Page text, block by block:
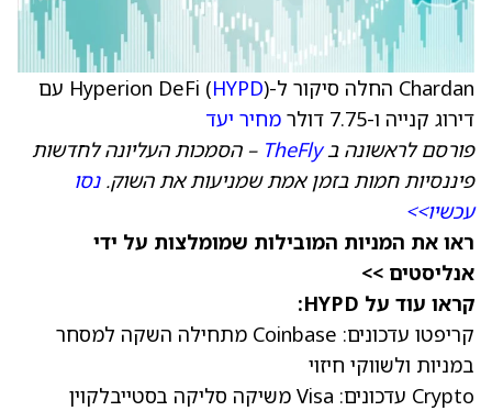
Chardan החלה סיקור ל-Hyperion DeFi ( HYPD
) עם
דירוג קנייה ו-7.75 דולר
מחיר יעד
פורסם לראשונה בTheFly – הסמכות העליונה לחדשות
פיננסיות חמות בזמן אמת שמניעות את השוק.נסו
עכשיו>>
ראו את המניות המובילות שמומלצות על ידי
אנליסטים >>
קראו עוד על HYPD:
קריפטו עדכונים: Coinbase מתחילה השקה למסחר
במניות ולשווקי חיזוי
Crypto עדכונים: Visa משיקה סליקה בסטייבלקוין